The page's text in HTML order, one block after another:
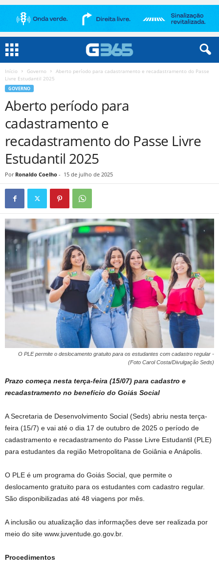
Início Governo
Aberto período para cadastramento e recadastramento do Passe
Livre Estudantil 2025
GOVERNO
Aberto período para
cadastramento e
recadastramento do Passe Livre
Estudantil 2025
Por Ronaldo Coelho - 15 de julho de 2025
O PLE permite o deslocamento gratuito para os estudantes com cadastro regular -
(Foto Carol Costa/Divulgação Seds)
Prazo começa nesta terça-feira (15/07) para cadastro e
recadastramento no benefício do Goiás Social
A Secretaria de Desenvolvimento Social (Seds) abriu nesta terça-
feira (15/7) e vai até o dia 17 de outubro de 2025 o período de
cadastramento e recadastramento do Passe Livre Estudantil (PLE)
para estudantes da região Metropolitana de Goiânia e Anápolis.
O PLE é um programa do Goiás Social, que permite o
deslocamento gratuito para os estudantes com cadastro regular.
São disponibilizadas até 48 viagens por mês.
A inclusão ou atualização das informações deve ser realizada por
meio do site www.juventude.go.gov.br.
Procedimentos